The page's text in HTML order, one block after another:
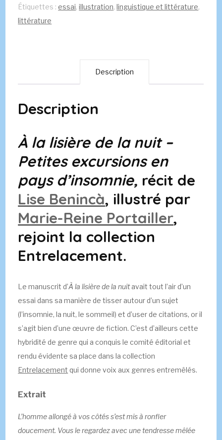
-
Lise
Étiquettes : essai,illustration,linguistique et littérature,
littérature
Description
Description
À la lisière de la nuit –
Petites excursions en
pays d’insomnie, récit de
Lise Benincà, illustré par
Marie-Reine Portailler,
rejoint la collection
Entrelacement.
Le manuscrit d’À la lisière de la nuitavait tout l’air d’un
essai dans sa manière de tisser autour d’un sujet
(l’insomnie, la nuit, le sommeil) et d’user de citations, or il
s’agit bien d’une œuvre de fiction. C’est d’ailleurs cette
hybridité de genre qui a conquis le comité éditorial et
rendu évidente sa place dans la collection
Entrelacement qui donne voix aux genres entremêlés.
Extrait
L’homme allongé à vos côtés s’est mis à ronfler
doucement. Vous le regardez avec une tendresse mêlée